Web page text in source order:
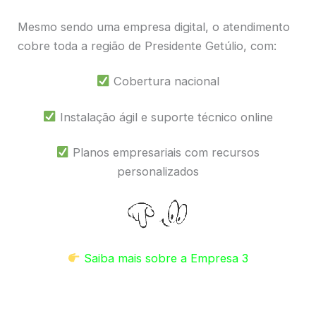
Mesmo sendo uma empresa digital, o atendimento
cobre toda a região de Presidente Getúlio, com:
Cobertura nacional
Instalação ágil e suporte técnico online
Planos empresariais com recursos
personalizados
Saiba mais sobre a Empresa 3